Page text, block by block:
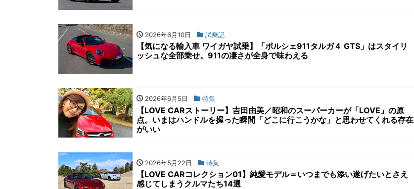
2026年6月10日 試乗記
【気になる輸入車 ワイガヤ試乗】「ポルシェ911タルガ４ GTS」はスタイリ
ッシュな全部乗せ。911の凄さが全身で味わえる
2026年6月5日 特集
【LOVE CARストーリー】吉田由美／昭和のスーパーカーが「LOVE」の原
点。いまはハンドルを握った瞬間「どこに行こうかな」と思わせてくれる存在
がいい
2026年5月22日 特集
【LOVE CARコレクション01】純愛モデル＝いつまでも添い遂げたいとさえ
感じてしまうクルマたち14選